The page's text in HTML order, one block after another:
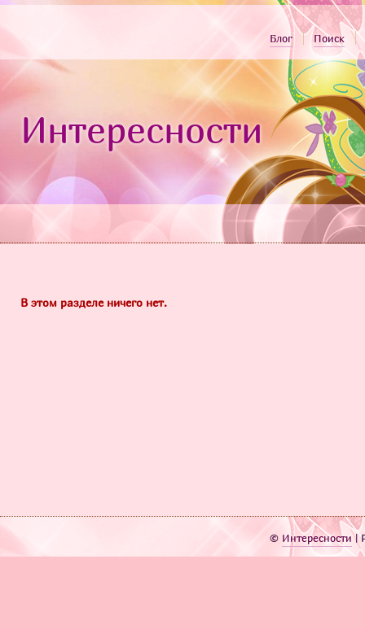
Блог Поиск
Интересности
В этом разделе ничего нет.
© Интересности|